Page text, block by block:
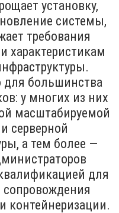
установку,
системы,
требования
характеристикам
для большинства
у многих из них
масштабируемой
серверной
а тем более —
для
сопровождения
контейнеризации.